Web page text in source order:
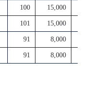
100 15,000
101 15,000
91 8,000
91 8,000